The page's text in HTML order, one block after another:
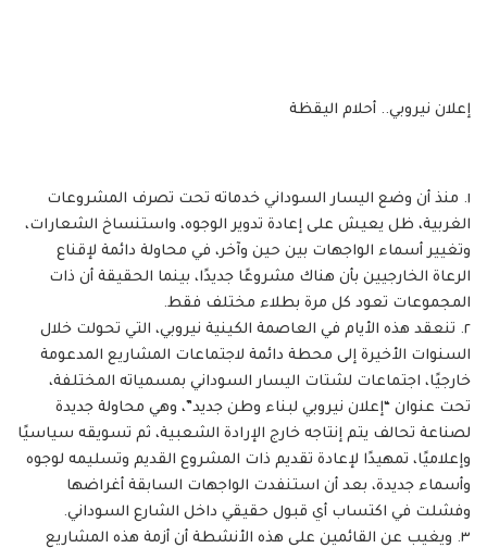
إعلان نيروبي.. أحلام اليقظة
١. منذ أن وضع اليسار السوداني خدماته تحت تصرف المشروعات
الغربية، ظل يعيش على إعادة تدوير الوجوه، واستنساخ الشعارات،
وتغيير أسماء الواجهات بين حين وآخر، في محاولة دائمة لإقناع
الرعاة الخارجيين بأن هناك مشروعًا جديدًا، بينما الحقيقة أن ذات
المجموعات تعود كل مرة بطلاء مختلف فقط.
٢. تنعقد هذه الأيام في العاصمة الكينية نيروبي، التي تحولت خلال
السنوات الأخيرة إلى محطة دائمة لاجتماعات المشاريع المدعومة
خارجيًا، اجتماعات لشتات اليسار السوداني بمسمياته المختلفة،
تحت عنوان “إعلان نيروبي لبناء وطن جديد”، وهي محاولة جديدة
لصناعة تحالف يتم إنتاجه خارج الإرادة الشعبية، ثم تسويقه سياسيًا
وإعلاميًا، تمهيدًا لإعادة تقديم ذات المشروع القديم وتسليمه لوجوه
وأسماء جديدة، بعد أن استنفدت الواجهات السابقة أغراضها
وفشلت في اكتساب أي قبول حقيقي داخل الشارع السوداني.
٣. ويغيب عن القائمين على هذه الأنشطة أن أزمة هذه المشاريع